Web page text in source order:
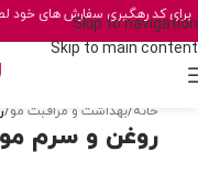
Skip to navigation
Skip to main content
برای کد رهگیری سفارش های خود
خانه/بهداشت و مراقبت مو/
روغن و سرم مو